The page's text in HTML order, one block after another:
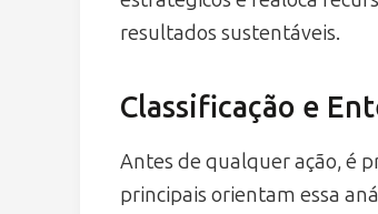
resultados sustentáveis.
Classificação e
Antes de qualquer ação, é
principais orientam essa